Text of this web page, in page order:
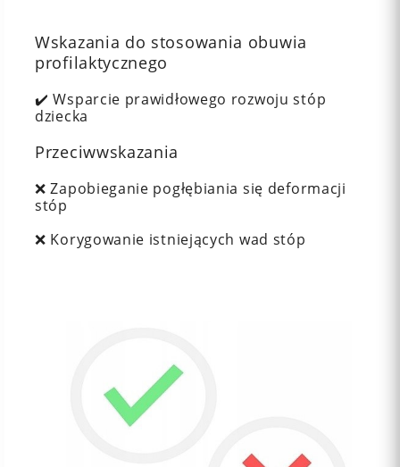
Wskazania do stosowania obuwia
profilaktycznego
✔️ Wsparcie prawidłowego rozwoju stóp
dziecka
Przeciwwskazania
❌ Zapobieganie pogłębiania się deformacji
stóp
❌ Korygowanie istniejących wad stóp